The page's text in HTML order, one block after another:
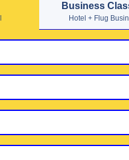
Business
Hotel + Flug